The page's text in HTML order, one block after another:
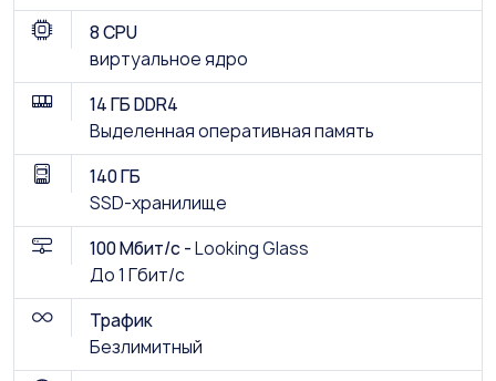
8 CPU
виртуальное ядро
14 ГБ DDR4
Выделенная оперативная память
140 ГБ
SSD-хранилище
100 Мбит/с -Looking Glass
До 1 Гбит/с
Трафик
Безлимитный